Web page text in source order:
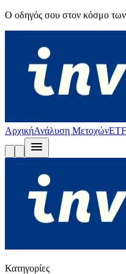
Ο οδηγός σου στον κόσμο
ΑρχικήΑνάλυση Μετοχών
Κατηγορίες